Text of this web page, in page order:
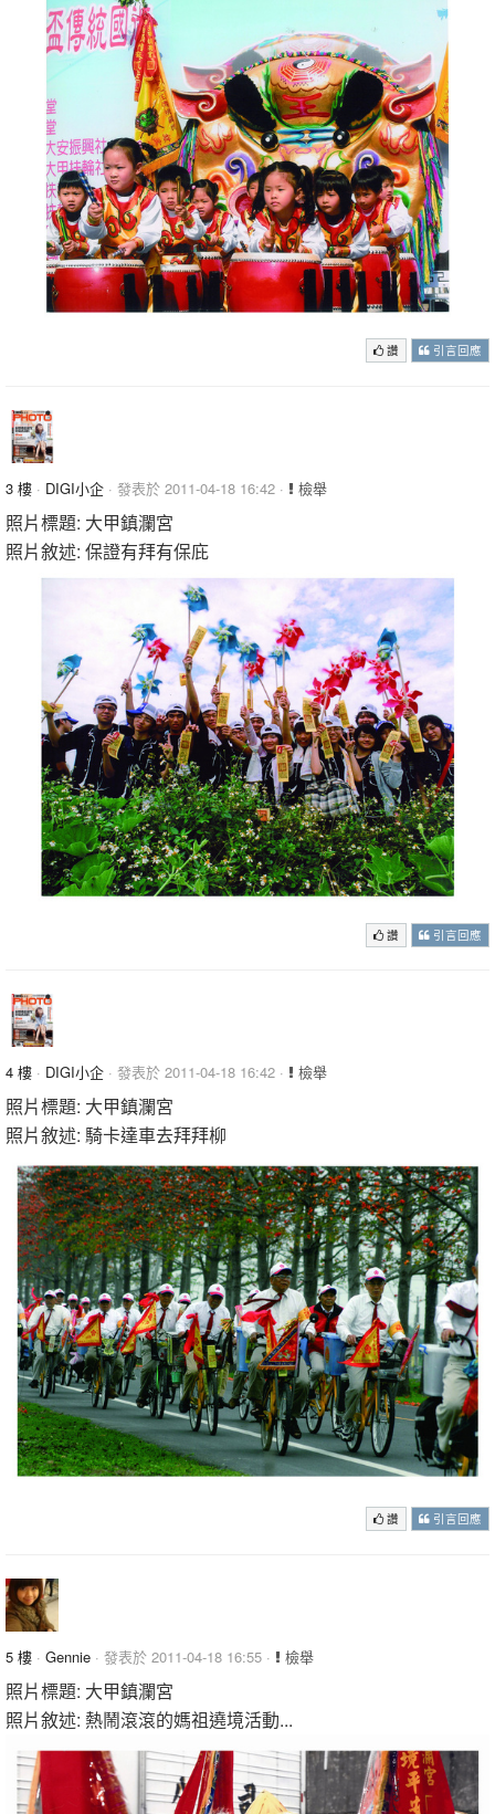
讚 引言回應
3 樓 · DIGI小企 · 發表於 2011-04-18 16:42 · 檢舉
照片標題: 大甲鎮瀾宮
照片敘述: 保證有拜有保庇
讚 引言回應
4 樓 · DIGI小企 · 發表於 2011-04-18 16:42 · 檢舉
照片標題: 大甲鎮瀾宮
照片敘述: 騎卡達車去拜拜柳
讚 引言回應
5 樓 · Gennie · 發表於 2011-04-18 16:55 · 檢舉
照片標題: 大甲鎮瀾宮
照片敘述: 熱鬧滾滾的媽祖遶境活動...